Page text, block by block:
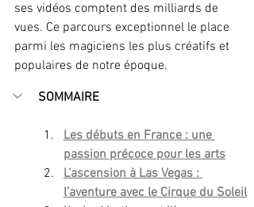
ses vidéos comptent des milliards de
vues. Ce parcours exceptionnel le place
parmi les magiciens les plus créatifs et
populaires de notre époque.
SOMMAIRE
Les débuts en France : une
passion précoce pour les arts
L’ascension à Las Vegas :
l’aventure avec le Cirque du Soleil